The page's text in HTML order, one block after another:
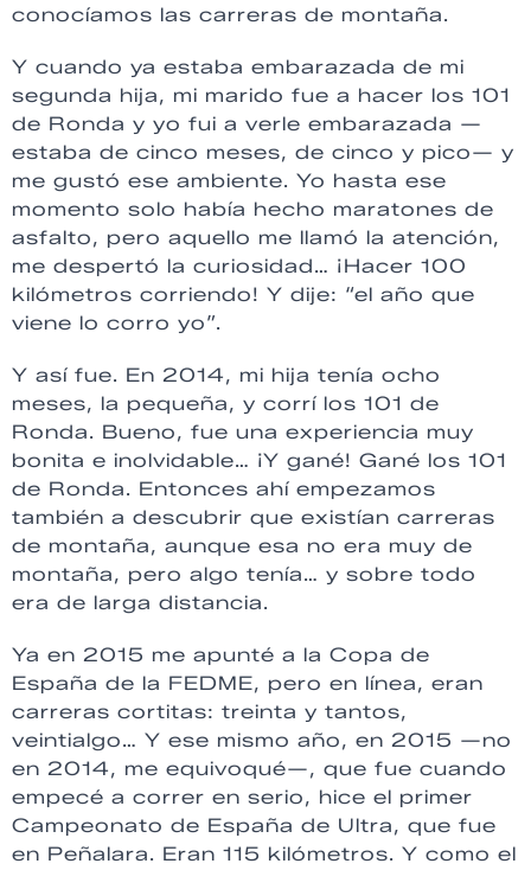
conocíamos las carreras de montaña.
Y cuando ya estaba embarazada de mi
segunda hija, mi marido fue a hacer los 101
de Ronda y yo fui a verle embarazada —
estaba de cinco meses, de cinco y pico— y
me gustó ese ambiente. Yo hasta ese
momento solo había hecho maratones de
asfalto, pero aquello me llamó la atención,
me despertó la curiosidad… ¡Hacer 100
kilómetros corriendo! Y dije: “el año que
viene lo corro yo”.
Y así fue. En 2014, mi hija tenía ocho
meses, la pequeña, y corrí los 101 de
Ronda. Bueno, fue una experiencia muy
bonita e inolvidable… ¡Y gané! Gané los 101
de Ronda. Entonces ahí empezamos
también a descubrir que existían carreras
de montaña, aunque esa no era muy de
montaña, pero algo tenía… y sobre todo
era de larga distancia.
Ya en 2015 me apunté a la Copa de
España de la FEDME, pero en línea, eran
carreras cortitas: treinta y tantos,
veintialgo… Y ese mismo año, en 2015 —no
en 2014, me equivoqué—, que fue cuando
empecé a correr en serio, hice el primer
Campeonato de España de Ultra, que fue
en Peñalara. Eran 115 kilómetros. Y como el